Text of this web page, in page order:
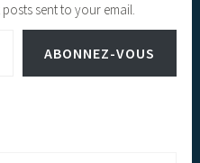
sent to your email.
ABONNEZ-VOUS